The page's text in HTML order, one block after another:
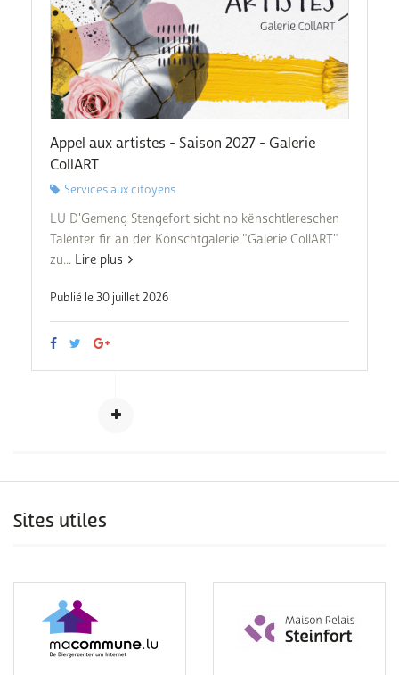
Appel aux artistes - Saison 2027 - Galerie
CollART
Services aux citoyens
LU D'Gemeng Stengefort sicht no kënschtlereschen
Talenter fir an der Konschtgalerie "Galerie CollART"
zu... Lire plus
Publié le 30 juillet 2026
Sites utiles